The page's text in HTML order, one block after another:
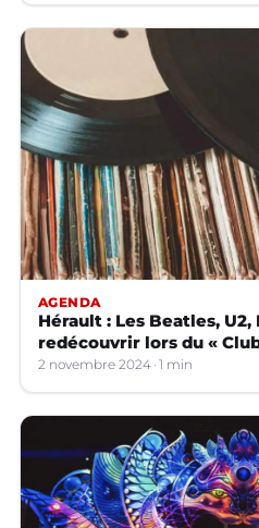
AGENDA
Hérault : Les Beatles,
redécouvrir lors du «
2 novembre 2024 1 min